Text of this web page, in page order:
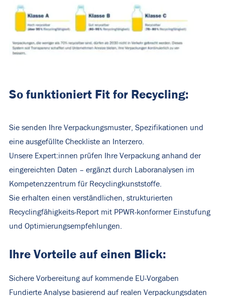
So funktioniert Fit for Recycling:
Sie senden Ihre Verpackungsmuster, Spezifikationen und
eine ausgefüllte Checkliste an Interzero.
Unsere Expert:innen prüfen Ihre Verpackung anhand der
eingereichten Daten – ergänzt durch Laboranalysen im
Kompetenzzentrum für Recyclingkunststoffe.
Sie erhalten einen verständlichen, strukturierten
Recyclingfähigkeits-Report mit PPWR-konformer Einstufung
und Optimierungsempfehlungen.
Ihre Vorteile auf einen Blick:
Sichere Vorbereitung auf kommende EU-Vorgaben
Fundierte Analyse basierend auf realen Verpackungsdaten